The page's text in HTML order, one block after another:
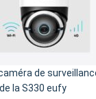
La
fuite
16
milliards
de
la S330 eufy